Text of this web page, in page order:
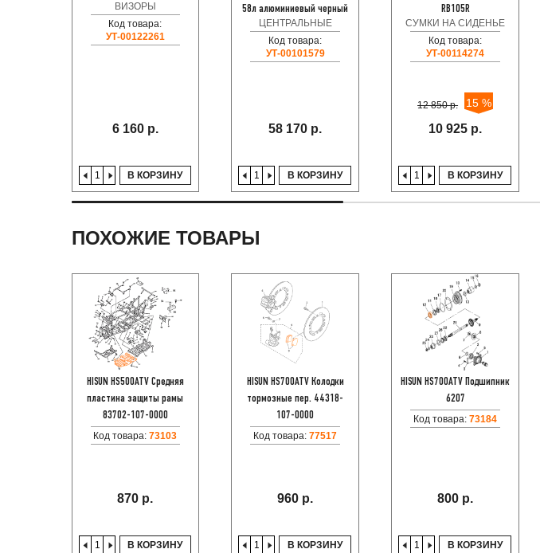
ВИЗОРЫ
Код товара:
УТ-00122261
6 160 р.
В КОРЗИНУ
58л алюминиевый черный
ЦЕНТРАЛЬНЫЕ
Код товара:
УТ-00101579
58 170 р.
В КОРЗИНУ
RB105R
СУМКИ НА СИДЕНЬЕ
Код товара:
УТ-00114274
12 850 р. 15 %
10 925 р.
В КОРЗИНУ
ПОХОЖИЕ ТОВАРЫ
HISUN HS500ATV Средняя
пластина защиты рамы
83702-107-0000
Код товара:73103
870 р.
В КОРЗИНУ
HISUN HS700ATV Колодки
тормозные пер. 44318-
107-0000
Код товара:77517
960 р.
В КОРЗИНУ
HISUN HS700ATV Подшипник
6207
Код товара:73184
800 р.
В КОРЗИНУ